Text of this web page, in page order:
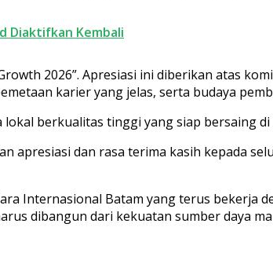
Diaktifkan Kembali
2026”. Apresiasi ini diberikan atas
karier yang jelas, serta budaya
berkualitas tinggi yang siap bersaing
apresiasi dan rasa terima kasih kepada
Internasional Batam yang terus bekerja
dibangun dari kekuatan sumber daya